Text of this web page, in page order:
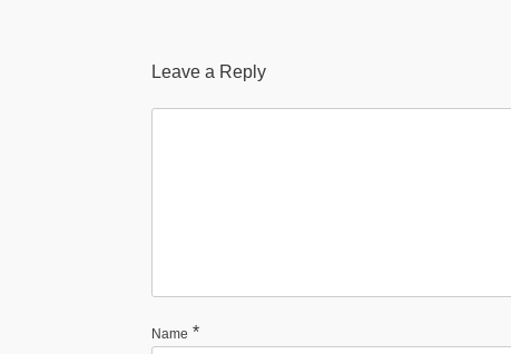
Leave a Reply
Name *